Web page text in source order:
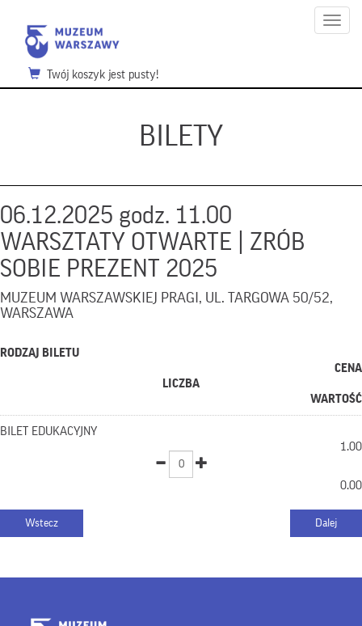
Menu
Twój koszyk jest pusty!
BILETY
06.12.2025 godz. 11.00
WARSZTATY OTWARTE | ZRÓB
SOBIE PREZENT 2025
MUZEUM WARSZAWSKIEJ PRAGI, UL. TARGOWA 50/52,
WARSZAWA
RODZAJ BILETU
CENA
LICZBA
WARTOŚĆ
BILET EDUKACYJNY
1.00
0.00